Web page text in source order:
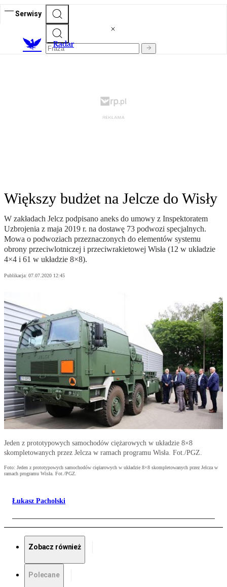
Serwisy
Radar
Większy budżet na Jelcze do Wisły
W zakładach Jelcz podpisano aneks do umowy z Inspektoratem
Uzbrojenia z maja 2019 r. na dostawę 73 podwozi specjalnych.
Mowa o podwoziach przeznaczonych do elementów systemu
obrony przeciwlotniczej i przeciwrakietowej Wisła (12 w układzie
4×4 i 61 w układzie 8×8).
Publikacja: 07.07.2020 12:45
Jeden z prototypowych samochodów ciężarowych w układzie 8×8
skompletowanych przez Jelcza w ramach programu Wisła. Fot./PGZ.
Foto: Jeden z prototypowych samochodów ciężarowych w układzie 8×8 skompletowanych przez Jelcza w
ramach programu Wisła. Fot./PGZ.
Łukasz Pacholski
Zobacz również
Polecane